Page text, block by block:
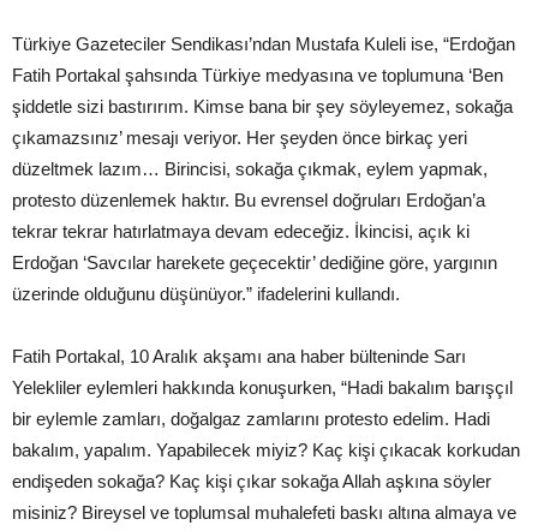
Türkiye Gazeteciler Sendikası’ndan Mustafa Kuleli ise, “Erdoğan
Fatih Portakal şahsında Türkiye medyasına ve toplumuna ‘Ben
şiddetle sizi bastırırım. Kimse bana bir şey söyleyemez, sokağa
çıkamazsınız’ mesajı veriyor. Her şeyden önce birkaç yeri
düzeltmek lazım… Birincisi, sokağa çıkmak, eylem yapmak,
protesto düzenlemek haktır. Bu evrensel doğruları Erdoğan’a
tekrar tekrar hatırlatmaya devam edeceğiz. İkincisi, açık ki
Erdoğan ‘Savcılar harekete geçecektir’ dediğine göre, yargının
üzerinde olduğunu düşünüyor.” ifadelerini kullandı.
Fatih Portakal, 10 Aralık akşamı ana haber bülteninde Sarı
Yelekliler eylemleri hakkında konuşurken, “Hadi bakalım barışçıl
bir eylemle zamları, doğalgaz zamlarını protesto edelim. Hadi
bakalım, yapalım. Yapabilecek miyiz? Kaç kişi çıkacak korkudan
endişeden sokağa? Kaç kişi çıkar sokağa Allah aşkına söyler
misiniz? Bireysel ve toplumsal muhalefeti baskı altına almaya ve